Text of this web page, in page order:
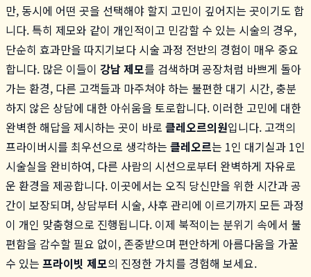
만, 동시에 어떤 곳을 선택해야 할지 고민이 깊어지는 곳이기도 합
니다. 특히 제모와 같이 개인적이고 민감할 수 있는 시술의 경우,
단순히 효과만을 따지기보다 시술 과정 전반의 경험이 매우 중요
합니다. 많은 이들이 강남 제모를 검색하며 공장처럼 바쁘게 돌아
가는 환경, 다른 고객들과 마주쳐야 하는 불편한 대기 시간, 충분
하지 않은 상담에 대한 아쉬움을 토로합니다. 이러한 고민에 대한
완벽한 해답을 제시하는 곳이 바로 클레오르의원입니다. 고객의
프라이버시를 최우선으로 생각하는 클레오르는 1인 대기실과 1인
시술실을 완비하여, 다른 사람의 시선으로부터 완벽하게 자유로
운 환경을 제공합니다. 이곳에서는 오직 당신만을 위한 시간과 공
간이 보장되며, 상담부터 시술, 사후 관리에 이르기까지 모든 과정
이 개인 맞춤형으로 진행됩니다. 이제 북적이는 분위기 속에서 불
편함을 감수할 필요 없이, 존중받으며 편안하게 아름다움을 가꿀
수 있는 프라이빗 제모의 진정한 가치를 경험해 보세요.